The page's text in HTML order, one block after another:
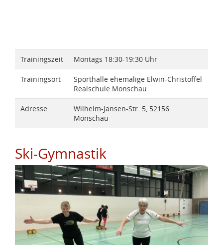
Trainingszeit Montags 18:30-19:30 Uhr
Trainingsort
Sporthalle ehemalige Elwin-Christoffel
Realschule Monschau
Adresse
Wilhelm-Jansen-Str. 5, 52156
Monschau
Ski-Gymnastik